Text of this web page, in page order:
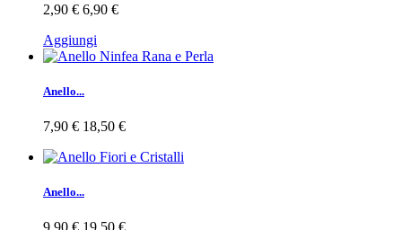
2,90 € 6,90 €
Aggiungi
Anello...
7,90 € 18,50 €
Anello...